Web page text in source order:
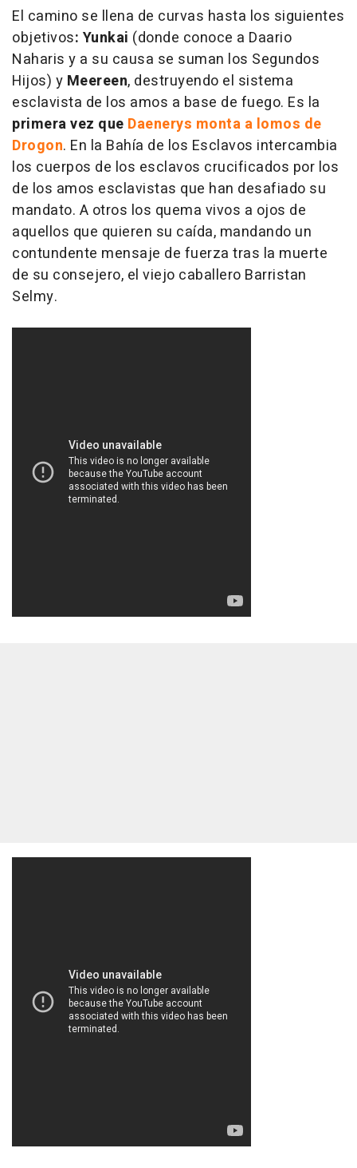
El camino se llena de curvas hasta los siguientes
objetivos: Yunkai (donde conoce a Daario
Naharis y a su causa se suman los Segundos
Hijos) y Meereen, destruyendo el sistema
esclavista de los amos a base de fuego. Es la
primera vez que Daenerys monta a lomos de
Drogon. En la Bahía de los Esclavos intercambia
los cuerpos de los esclavos crucificados por los
de los amos esclavistas que han desafiado su
mandato. A otros los quema vivos a ojos de
aquellos que quieren su caída, mandando un
contundente mensaje de fuerza tras la muerte
de su consejero, el viejo caballero Barristan
Selmy.